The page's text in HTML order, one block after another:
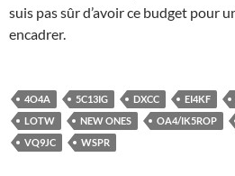
suis pas sûr d’avoir ce budget pour
encadrer.
4O4A 5C13IG DXCC EI4KF
LOTW
NEW ONES OA4/IK5ROP
VQ9JC
WSPR